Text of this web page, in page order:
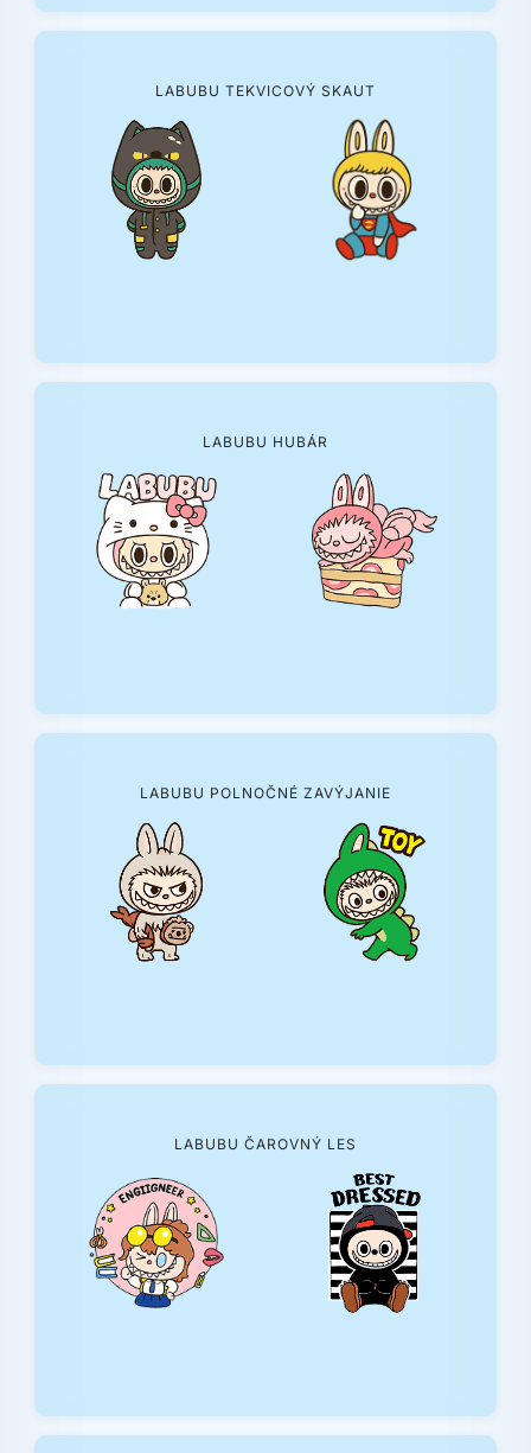
LABUBU TEKVICOVÝ SKAUT
LABUBU HUBÁR
LABUBU POLNOČNÉ ZAVÝJANIE
LABUBU ČAROVNÝ LES